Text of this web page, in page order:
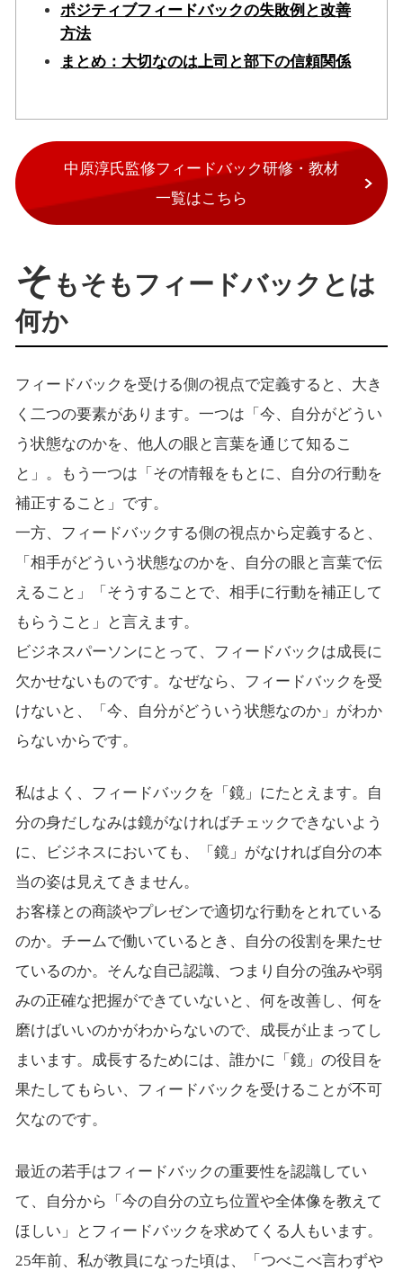
ポジティブフィードバックの失敗例と改善
方法
まとめ：大切なのは上司と部下の信頼関係
中原淳氏監修フィードバック研修・教材
一覧はこちら
そ もそもフィードバックとは
何か
フィードバックを受ける側の視点で定義すると、大き
く二つの要素があります。一つは「今、自分がどうい
う状態なのかを、他人の眼と言葉を通じて知るこ
と」。もう一つは「その情報をもとに、自分の行動を
補正すること」です。
一方、フィードバックする側の視点から定義すると、
「相手がどういう状態なのかを、自分の眼と言葉で伝
えること」「そうすることで、相手に行動を補正して
もらうこと」と言えます。
ビジネスパーソンにとって、フィードバックは成長に
欠かせないものです。なぜなら、フィードバックを受
けないと、「今、自分がどういう状態なのか」がわか
らないからです。
私はよく、フィードバックを「鏡」にたとえます。自
分の身だしなみは鏡がなければチェックできないよう
に、ビジネスにおいても、「鏡」がなければ自分の本
当の姿は見えてきません。
お客様との商談やプレゼンで適切な行動をとれている
のか。チームで働いているとき、自分の役割を果たせ
ているのか。そんな自己認識、つまり自分の強みや弱
みの正確な把握ができていないと、何を改善し、何を
磨けばいいのかがわからないので、成長が止まってし
まいます。成長するためには、誰かに「鏡」の役目を
果たしてもらい、フィードバックを受けることが不可
欠なのです。
最近の若手はフィードバックの重要性を認識してい
て、自分から「今の自分の立ち位置や全体像を教えて
ほしい」とフィードバックを求めてくる人もいます。
25年前、私が教員になった頃は、「つべこべ言わずや